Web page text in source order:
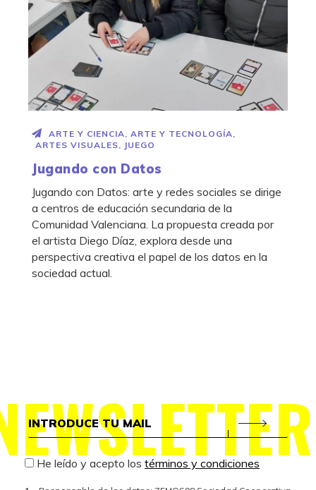
ARTE Y CIENCIA, ARTE Y TECNOLOGÍA,
ARTES VISUALES, JUEGO
Jugando con Datos
Jugando con Datos: arte y redes sociales se dirige
a centros de educación secundaria de la
Comunidad Valenciana. La propuesta creada por
el artista Diego Díaz, explora desde una
perspectiva creativa el papel de los datos en la
sociedad actual.
He leído y acepto los términos y condiciones